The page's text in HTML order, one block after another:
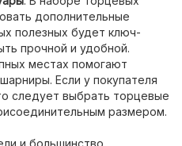
дополнительные
полезных будет ключ-
прочной и удобной.
местах помогают
Если у покупателя
следует выбрать торцевые
размером.
и большинство